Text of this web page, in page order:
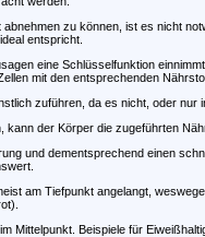
zu können, ist es nicht
entspricht.
eine Schlüsselfunktion
mit den entsprechenden
zuführen, da es nicht, oder nur
kann der Körper die zugeführten
und dementsprechend einen
am Tiefpunkt angelangt,
Mittelpunkt. Beispiele für